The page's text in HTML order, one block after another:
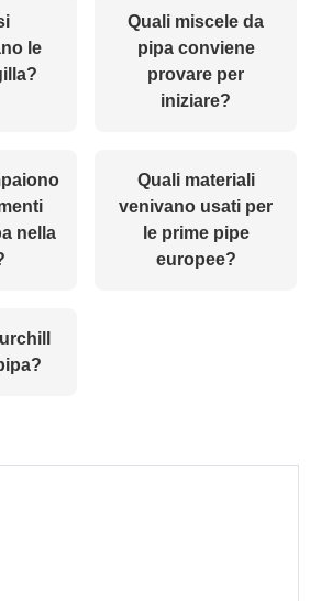
le
Quali miscele da
pipa conviene
provare per
iniziare?
nella
Quali materiali
venivano usati per
le prime pipe
europee?